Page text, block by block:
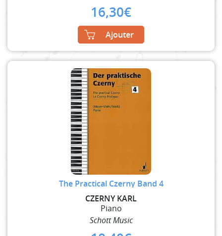
16,30€
Ajouter
The Practical Czerny Band 4
CZERNY KARL
Piano
Schott Music